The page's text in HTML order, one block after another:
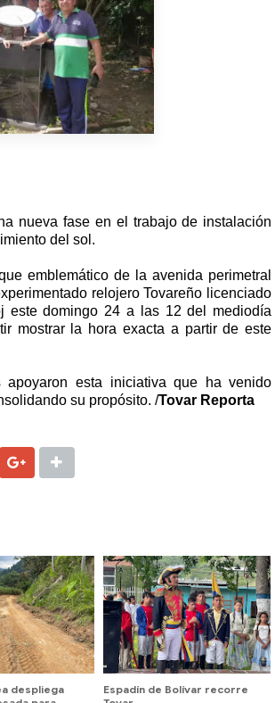
nueva fase en el trabajo de instalación
del sol.
emblemático de la avenida perimetral
relojero Tovareño licenciado
este domingo 24 a las 12 del mediodía
mostrar la hora exacta a partir de este
esta iniciativa que ha venido
su propósito. /Tovar Reporta
despliega
Espadín de Bolívar recorre